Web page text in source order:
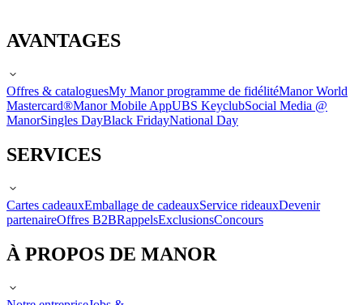
AVANTAGES
Offres & cataloguesMy Manor programme de fidélitéManor World
Mastercard®Manor Mobile AppUBS KeyclubSocial Media @
ManorSingles DayBlack FridayNational Day
SERVICES
Cartes cadeauxEmballage de cadeauxService rideauxDevenir
partenaireOffres B2BRappelsExclusionsConcours
À PROPOS DE MANOR